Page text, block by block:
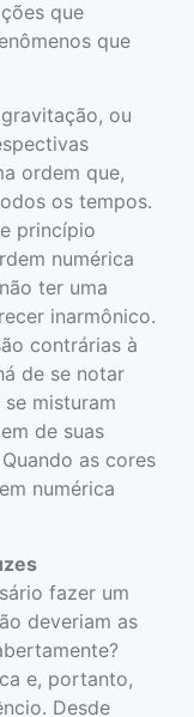
que
que
ou
ordem que,
os tempos.
princípio
numérica
ter uma
inarmô­nico.
contrárias à
de se notar
misturam
de suas
as cores
numérica
fazer um
deveriam as
e, portanto,
Desde